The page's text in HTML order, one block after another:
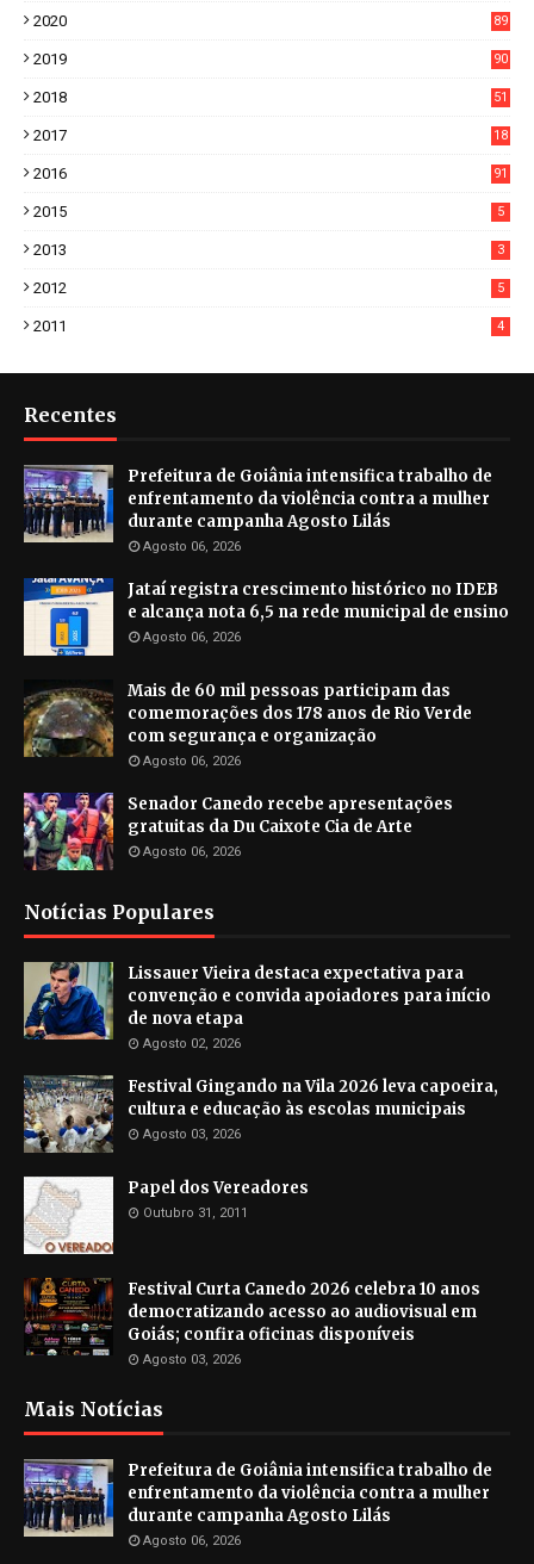
2020
89
2019
90
2018
51
2017
18
2016 91
2015 5
2013 3
2012 5
2011 4
Recentes
Prefeitura de Goiânia intensifica trabalho de
enfrentamento da violência contra a mulher
durante campanha Agosto Lilás
Agosto 06, 2026
Jataí registra crescimento histórico no IDEB
e alcança nota 6,5 na rede municipal de ensino
Agosto 06, 2026
Mais de 60 mil pessoas participam das
comemorações dos 178 anos de Rio Verde
com segurança e organização
Agosto 06, 2026
Senador Canedo recebe apresentações
gratuitas da Du Caixote Cia de Arte
Agosto 06, 2026
Notícias Populares
Lissauer Vieira destaca expectativa para
convenção e convida apoiadores para início
de nova etapa
Agosto 02, 2026
Festival Gingando na Vila 2026 leva capoeira,
cultura e educação às escolas municipais
Agosto 03, 2026
Papel dos Vereadores
Outubro 31, 2011
Festival Curta Canedo 2026 celebra 10 anos
democratizando acesso ao audiovisual em
Goiás; confira oficinas disponíveis
Agosto 03, 2026
Mais Notícias
Prefeitura de Goiânia intensifica trabalho de
enfrentamento da violência contra a mulher
durante campanha Agosto Lilás
Agosto 06, 2026